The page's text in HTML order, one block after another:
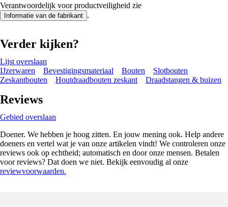
Verantwoordelijk voor productveiligheid zie
Informatie van de fabrikant .
Verder kijken?
Lijst overslaan
IJzerwaren
Bevestigingsmateriaal Bouten
Slotbouten
Zeskantbouten
Houtdraadbouten zeskant Draadstangen & buizen
Reviews
Gebied overslaan
Doener. We hebben je hoog zitten. En jouw mening ook. Help andere
doeners en vertel wat je van onze artikelen vindt! We controleren onze
reviews ook op echtheid; automatisch en door onze mensen. Betalen
voor reviews? Dat doen we niet. Bekijk eenvoudig al onze
reviewvoorwaarden.